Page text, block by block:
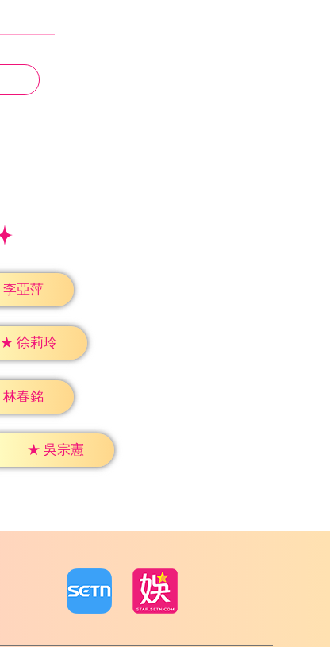
李亞萍
★ 徐莉玲
林春銘
★ 吳宗憲